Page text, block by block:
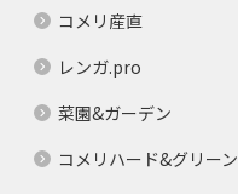
コメリ産直
レンガ.pro
菜園&ガーデン
コメリハード&グリーン